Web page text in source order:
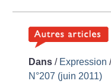
Dans / Expression
N°207 (juin 2011)